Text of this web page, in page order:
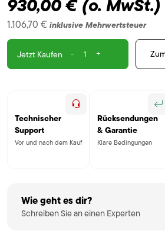
1.106,70 € inklusive Mehrwertsteuer
Jetzt Kaufen - +
Technischer
Support
Vor und nach dem Kauf
Rücksendungen
& Garantie
Klare Bedingungen
Wie geht es dir?
Schreiben Sie an einen Experten